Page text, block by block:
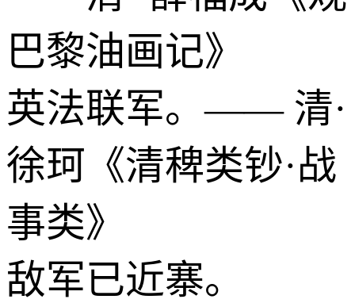
巴黎油画记》
英法联军。—— 清·
徐珂《清稗类钞·战
事类》
敌军已近寨。